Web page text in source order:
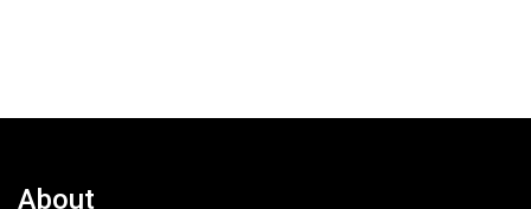
About